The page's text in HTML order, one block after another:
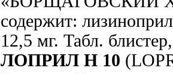
содержит:
12,5 мг. Табл.
ЛОПРИЛ Н 10